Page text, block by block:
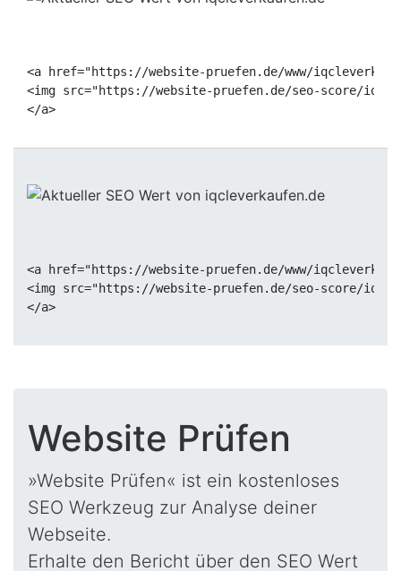
<a href="https://website-pruefen.de/www/
<img src="https://website-pruefen.de/seo-score/
<a href="https://website-pruefen.de/www/
<img src="https://website-pruefen.de/seo-score/
Website Prüfen
»Website Prüfen« ist ein kostenloses
SEO Werkzeug zur Analyse deiner
Webseite.
Erhalte den Bericht über den SEO Wert